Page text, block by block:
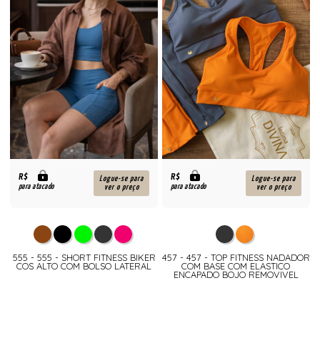
R$
para atacado
Logue-se para
ver o preço
555 - 555 - SHORT FITNESS BIKER
COS ALTO COM BOLSO LATERAL
R$
para atacado
Logue-se para
ver o preço
457 - 457 - TOP FITNESS NADADOR
COM BASE COM ELASTICO
ENCAPADO BOJO REMOVIVEL